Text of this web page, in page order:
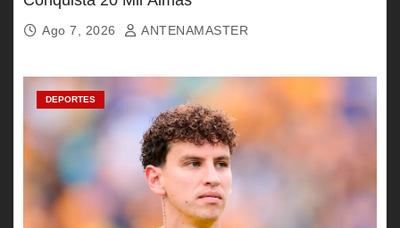
Ago 7, 2026 ANTENAMASTER
DEPORTES